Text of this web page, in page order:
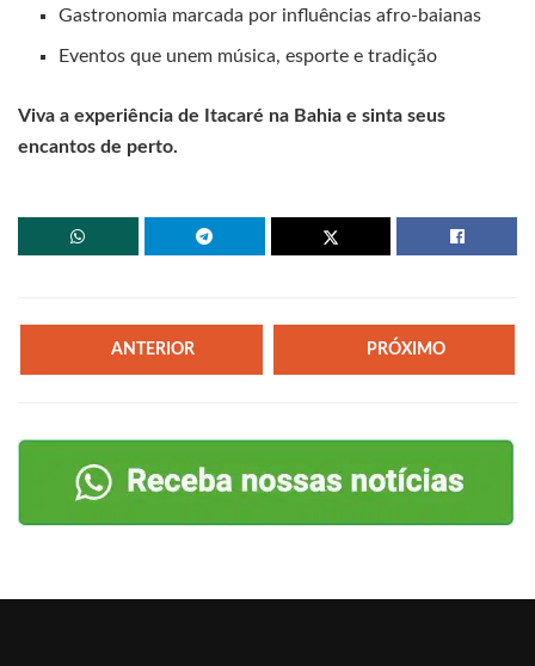
Gastronomia marcada por influências afro-baianas
Eventos que unem música, esporte e tradição
Viva a experiência de Itacaré na Bahia e sinta seus
encantos de perto.
ANTERIOR PRÓXIMO